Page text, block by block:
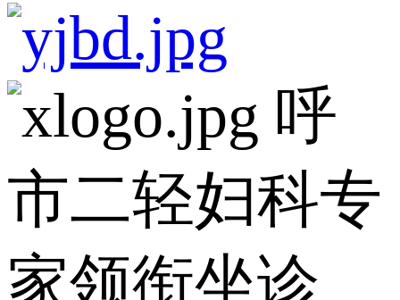
呼
市二轻妇科专
家领衔坐诊